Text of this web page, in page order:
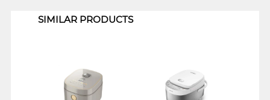
SIMILAR PRODUCTS